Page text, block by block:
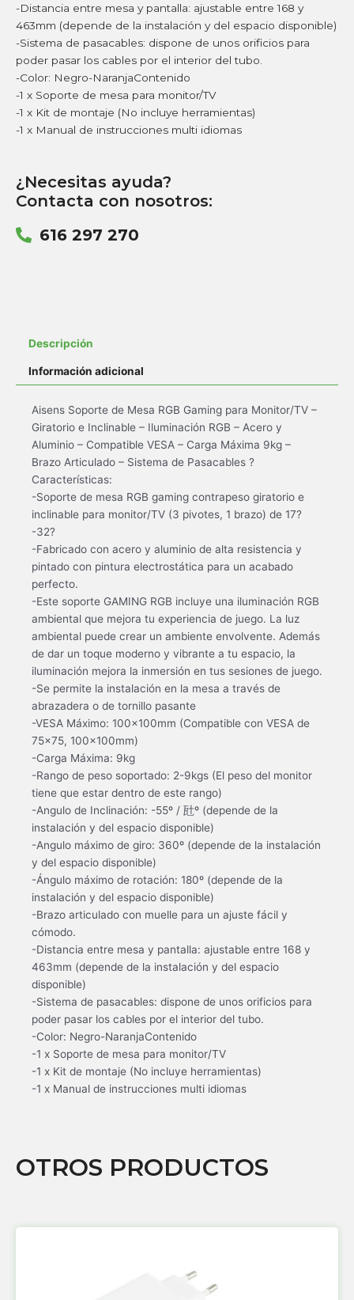
-Distancia entre mesa y pantalla: ajustable entre 168 y
463mm (depende de la instalación y del espacio disponible)
-Sistema de pasacables: dispone de unos orificios para
poder pasar los cables por el interior del tubo.
-Color: Negro-NaranjaContenido
-1 x Soporte de mesa para monitor/TV
-1 x Kit de montaje (No incluye herramientas)
-1 x Manual de instrucciones multi idiomas
¿Necesitas ayuda?
Contacta con nosotros:
616 297 270
Descripción
Información adicional
Aisens Soporte de Mesa RGB Gaming para Monitor/TV –
Giratorio e Inclinable – Iluminación RGB – Acero y
Aluminio – Compatible VESA – Carga Máxima 9kg –
Brazo Articulado – Sistema de Pasacables ?
Características:
-Soporte de mesa RGB gaming contrapeso giratorio e
inclinable para monitor/TV (3 pivotes, 1 brazo) de 17?
-32?
-Fabricado con acero y aluminio de alta resistencia y
pintado con pintura electrostática para un acabado
perfecto.
-Este soporte GAMING RGB incluye una iluminación RGB
ambiental que mejora tu experiencia de juego. La luz
ambiental puede crear un ambiente envolvente. Además
de dar un toque moderno y vibrante a tu espacio, la
iluminación mejora la inmersión en tus sesiones de juego.
-Se permite la instalación en la mesa a través de
abrazadera o de tornillo pasante
-VESA Máximo: 100x100mm (Compatible con VESA de
75×75, 100x100mm)
-Carga Máxima: 9kg
-Rango de peso soportado: 2-9kgs (El peso del monitor
tiene que estar dentro de este rango)
-Angulo de Inclinación: -55º / 瓧º (depende de la
instalación y del espacio disponible)
-Angulo máximo de giro: 360º (depende de la instalación
y del espacio disponible)
-Ángulo máximo de rotación: 180º (depende de la
instalación y del espacio disponible)
-Brazo articulado con muelle para un ajuste fácil y
cómodo.
-Distancia entre mesa y pantalla: ajustable entre 168 y
463mm (depende de la instalación y del espacio
disponible)
-Sistema de pasacables: dispone de unos orificios para
poder pasar los cables por el interior del tubo.
-Color: Negro-NaranjaContenido
-1 x Soporte de mesa para monitor/TV
-1 x Kit de montaje (No incluye herramientas)
-1 x Manual de instrucciones multi idiomas
OTROS PRODUCTOS